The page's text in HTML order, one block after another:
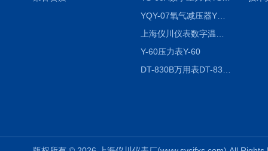
YQY-07氧气减压器YQY-07
Y-60压力表Y-60